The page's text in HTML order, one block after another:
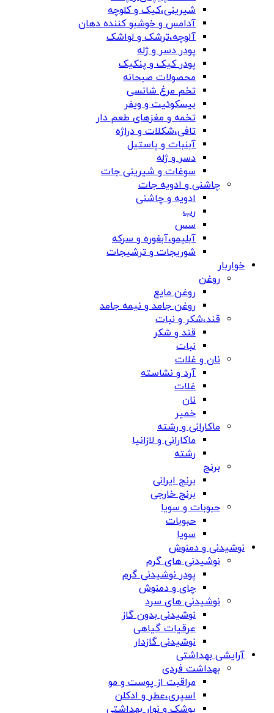
شیرینی،کیک و کلوچه
آدامس و خوشبو کننده دهان
آلوچه،ترشک و لواشک
پودر دسر و ژله
پودر کیک و پنکیک
محصولات صبحانه
تخم مرغ شانسی
بیسکوئیت و ویفر
تخمه و مغزهای طعم دار
تافی،شکلات و دراژه
آبنبات و پاستیل
دسر و ژله
سوغات و شیرینی جات
چاشنی و ادویه جات
ادویه و چاشنی
رب
سس
آبلیمو،آبغوره و سرکه
شوریجات و ترشیجات
خواربار
روغن
روغن مایع
روغن جامد و نیمه جامد
قند،شکر و نبات
قند و شکر
نبات
نان و غلات
آرد و نشاسته
غلات
نان
خمیر
ماکارانی و رشته
ماکارانی و لازانیا
رشته
برنج
برنج ایرانی
برنج خارجی
حبوبات و سویا
حبوبات
سویا
نوشیدنی و دمنوش
نوشیدنی های گرم
پودر نوشیدنی گرم
چای و دمنوش
نوشیدنی های سرد
نوشیدنی بدون گاز
عرقیات گیاهی
نوشیدنی گازدار
آرایشی بهداشتی
بهداشت فردی
مراقبت از پوست و مو
اسپری،عطر و ادکلن
پوشک و نوار بهداشتی